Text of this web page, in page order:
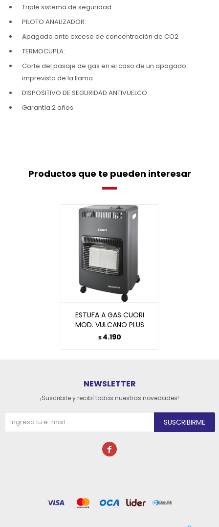
Triple sistema de seguridad:
PILOTO ANALIZADOR:
Apagado ante exceso de concentración de CO2
TERMOCUPLA:
Corte del pasaje de gas en el caso de un apagado
imprevisto de la llama
DISPOSITIVO DE SEGURIDAD ANTIVUELCO
Garantía 2 años
Productos que te pueden interesar
ESTUFA A GAS CUORI
MOD. VULCANO PLUS
$ 4.190
NEWSLETTER
¡Suscribite y recibí todas nuestras novedades!
SUSCRIBIRME
